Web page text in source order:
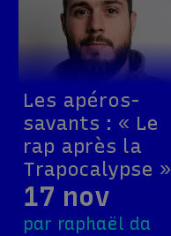
Les apéros-
savants : « Le
rap après la
Trapocalypse »
17 nov
par raphaël da